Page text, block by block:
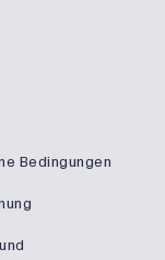
Bedingungen